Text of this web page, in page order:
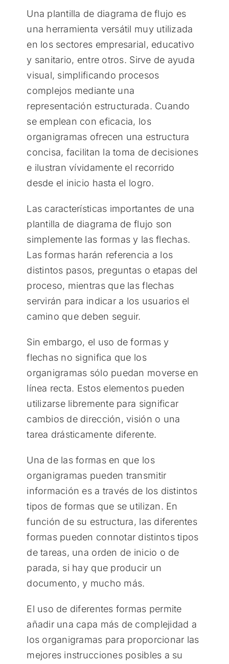
Una plantilla de diagrama de flujo es
una herramienta versátil muy utilizada
en los sectores empresarial, educativo
y sanitario, entre otros. Sirve de ayuda
visual, simplificando procesos
complejos mediante una
representación estructurada. Cuando
se emplean con eficacia, los
organigramas ofrecen una estructura
concisa, facilitan la toma de decisiones
e ilustran vívidamente el recorrido
desde el inicio hasta el logro.
Las características importantes de una
plantilla de diagrama de flujo son
simplemente las formas y las flechas.
Las formas harán referencia a los
distintos pasos, preguntas o etapas del
proceso, mientras que las flechas
servirán para indicar a los usuarios el
camino que deben seguir.
Sin embargo, el uso de formas y
flechas no significa que los
organigramas sólo puedan moverse en
línea recta. Estos elementos pueden
utilizarse libremente para significar
cambios de dirección, visión o una
tarea drásticamente diferente.
Una de las formas en que los
organigramas pueden transmitir
información es a través de los distintos
tipos de formas que se utilizan. En
función de su estructura, las diferentes
formas pueden connotar distintos tipos
de tareas, una orden de inicio o de
parada, si hay que producir un
documento, y mucho más.
El uso de diferentes formas permite
añadir una capa más de complejidad a
los organigramas para proporcionar las
mejores instrucciones posibles a su